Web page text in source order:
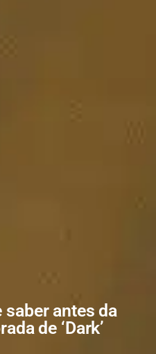
saber antes da
de ‘Dark’